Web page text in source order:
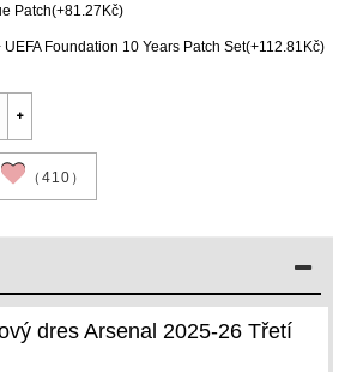
Patch(+81.27Kč)
Foundation 10 Years Patch Set(+112.81Kč)
（410）
dres Arsenal 2025-26 Třetí